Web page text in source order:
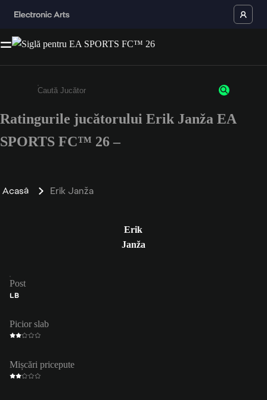
Enter a minimum of 3 characters or numbers
Ratingurile jucătorului Erik Janža EA
SPORTS FC™ 26 –
Acasă Erik Janža
Erik
Janža
Post
LB
Picior slab
Mișcări pricepute